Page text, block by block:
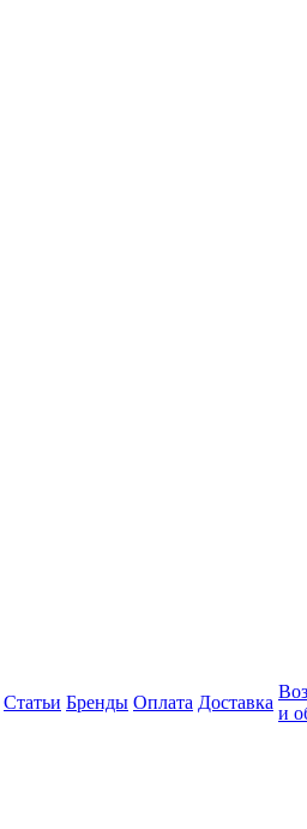
Статьи Бренды Оплата Доставка
и